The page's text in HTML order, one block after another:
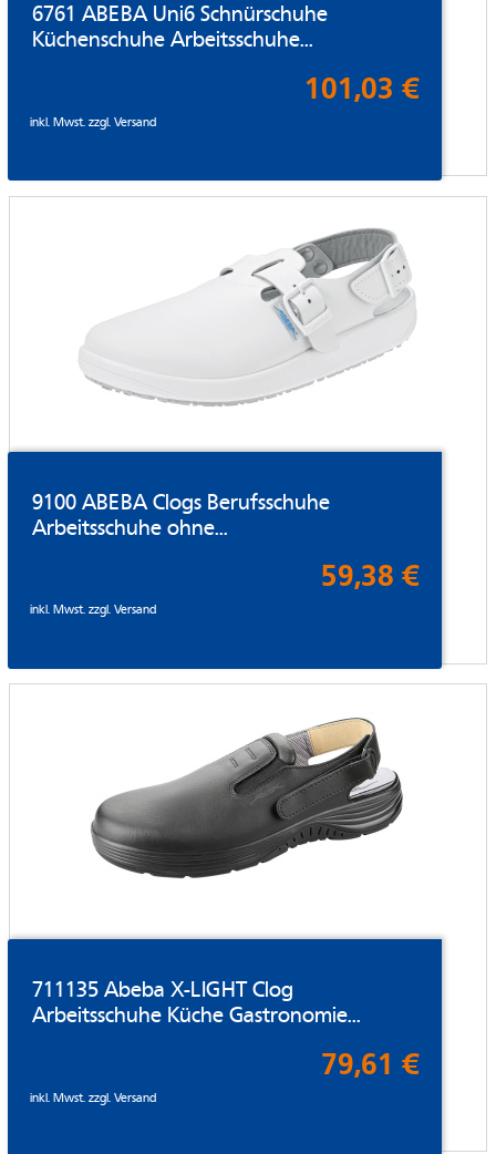
6761 ABEBA Uni6 Schnürschuhe
Küchenschuhe Arbeitsschuhe...
101,03 €
inkl. Mwst. zzgl.Versand
9100 ABEBA Clogs Berufsschuhe
Arbeitsschuhe ohne...
59,38 €
inkl. Mwst. zzgl.Versand
711135 Abeba X-LIGHT Clog
Arbeitsschuhe Küche Gastronomie...
79,61 €
inkl. Mwst. zzgl.Versand